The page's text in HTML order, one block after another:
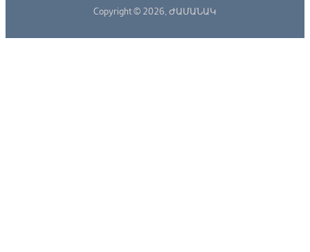
Copyright © 2026, ԺԱՄԱՆԱԿ